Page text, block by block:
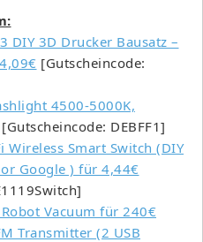
DIY 3D Drucker Bausatz –
[Gutscheincode:
4500-5000K,
[Gutscheincode: DEBFF1]
Wireless Smart Switch (DIY
Google ) für 4,44€
Vacuum für 240€
Transmitter (2 USB